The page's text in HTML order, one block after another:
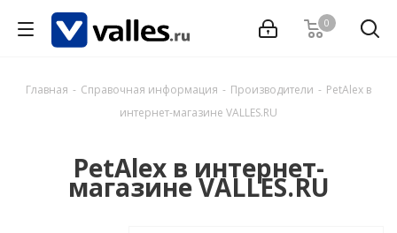
0
Главная - Справочная информация - Производители - PetAlex в
интернет-магазине VALLES.RU
PetAlex в интернет-
магазине VALLES.RU